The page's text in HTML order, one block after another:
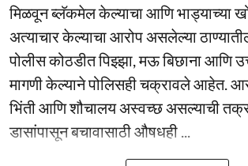
मिळवून ब्लॅकमेल केल्याचा आणि भाड्याच्या
अत्याचार केल्याचा आरोप असलेल्या
पोलीस कोठडीत पिझ्झा, मऊ बिछाना आणि
मागणी केल्याने पोलिसही चक्रावले आहेत.
भिंती आणि शौचालय अस्वच्छ असल्याची
डासांपासून बचावासाठी औषधही ...